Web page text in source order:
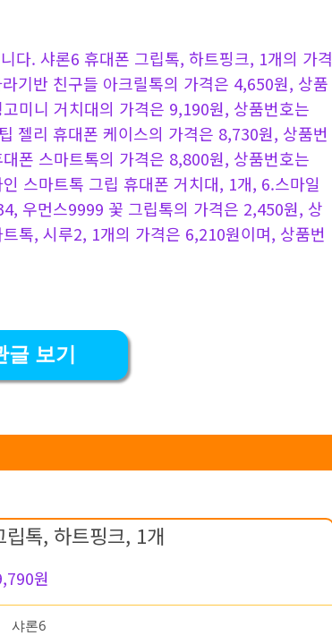
다. 샤론6 휴대폰 그립톡, 하트핑크, 1개의 가격
기반 친구들 아크릴톡의 가격은 4,650원, 상품
미니 거치대의 가격은 9,190원, 상품번호는
젤리 휴대폰 케이스의 가격은 8,730원, 상품번
폰 스마트톡의 가격은 8,800원, 상품번호는
스마트톡 그립 휴대폰 거치대, 1개, 6.스마일
우먼스9999 꽃 그립톡의 가격은 2,450원, 상
톡, 시루2, 1개의 가격은 6,210원이며, 상품번
글 보기
톡, 하트핑크, 1개
원